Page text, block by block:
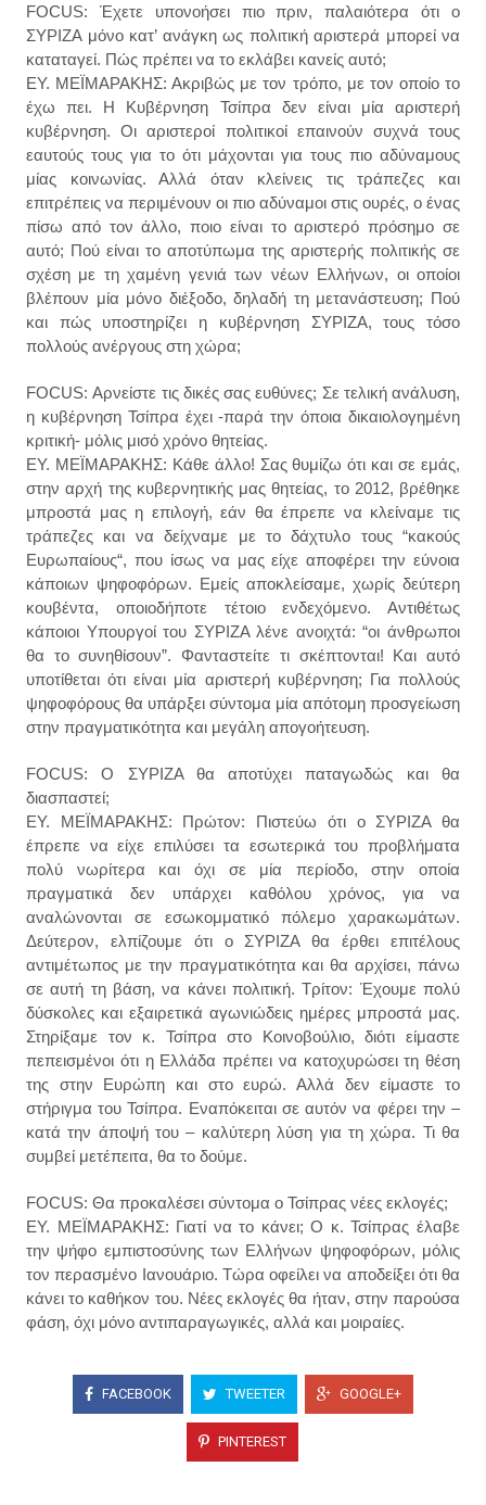
FOCUS: Έχετε υπονοήσει πιο πριν, παλαιότερα ότι ο
ΣΥΡΙΖΑ μόνο κατ’ ανάγκη ως πολιτική αριστερά μπορεί να
καταταγεί. Πώς πρέπει να το εκλάβει κανείς αυτό;
ΕΥ. ΜΕΪΜΑΡΑΚΗΣ: Ακριβώς με τον τρόπο, με τον οποίο το
έχω πει. Η Κυβέρνηση Τσίπρα δεν είναι μία αριστερή
κυβέρνηση. Οι αριστεροί πολιτικοί επαινούν συχνά τους
εαυτούς τους για το ότι μάχονται για τους πιο αδύναμους
μίας κοινωνίας. Αλλά όταν κλείνεις τις τράπεζες και
επιτρέπεις να περιμένουν οι πιο αδύναμοι στις ουρές, ο ένας
πίσω από τον άλλο, ποιο είναι το αριστερό πρόσημο σε
αυτό; Πού είναι το αποτύπωμα της αριστερής πολιτικής σε
σχέση με τη χαμένη γενιά των νέων Ελλήνων, οι οποίοι
βλέπουν μία μόνο διέξοδο, δηλαδή τη μετανάστευση; Πού
και πώς υποστηρίζει η κυβέρνηση ΣΥΡΙΖΑ, τους τόσο
πολλούς ανέργους στη χώρα;
FOCUS: Αρνείστε τις δικές σας ευθύνες; Σε τελική ανάλυση,
η κυβέρνηση Τσίπρα έχει -παρά την όποια δικαιολογημένη
κριτική- μόλις μισό χρόνο θητείας.
ΕΥ. ΜΕΪΜΑΡΑΚΗΣ: Κάθε άλλο! Σας θυμίζω ότι και σε εμάς,
στην αρχή της κυβερνητικής μας θητείας, το 2012, βρέθηκε
μπροστά μας η επιλογή, εάν θα έπρεπε να κλείναμε τις
τράπεζες και να δείχναμε με το δάχτυλο τους “κακούς
Ευρωπαίους“, που ίσως να μας είχε αποφέρει την εύνοια
κάποιων ψηφοφόρων. Εμείς αποκλείσαμε, χωρίς δεύτερη
κουβέντα, οποιοδήποτε τέτοιο ενδεχόμενο. Αντιθέτως
κάποιοι Υπουργοί του ΣΥΡΙΖΑ λένε ανοιχτά: “οι άνθρωποι
θα το συνηθίσουν”. Φανταστείτε τι σκέπτονται! Και αυτό
υποτίθεται ότι είναι μία αριστερή κυβέρνηση; Για πολλούς
ψηφοφόρους θα υπάρξει σύντομα μία απότομη προσγείωση
στην πραγματικότητα και μεγάλη απογοήτευση.
FOCUS: Ο ΣΥΡΙΖΑ θα αποτύχει παταγωδώς και θα
διασπαστεί;
ΕΥ. ΜΕΪΜΑΡΑΚΗΣ: Πρώτον: Πιστεύω ότι ο ΣΥΡΙΖΑ θα
έπρεπε να είχε επιλύσει τα εσωτερικά του προβλήματα
πολύ νωρίτερα και όχι σε μία περίοδο, στην οποία
πραγματικά δεν υπάρχει καθόλου χρόνος, για να
αναλώνονται σε εσωκομματικό πόλεμο χαρακωμάτων.
Δεύτερον, ελπίζουμε ότι ο ΣΥΡΙΖΑ θα έρθει επιτέλους
αντιμέτωπος με την πραγματικότητα και θα αρχίσει, πάνω
σε αυτή τη βάση, να κάνει πολιτική. Τρίτον: Έχουμε πολύ
δύσκολες και εξαιρετικά αγωνιώδεις ημέρες μπροστά μας.
Στηρίξαμε τον κ. Τσίπρα στο Κοινοβούλιο, διότι είμαστε
πεπεισμένοι ότι η Ελλάδα πρέπει να κατοχυρώσει τη θέση
της στην Ευρώπη και στο ευρώ. Αλλά δεν είμαστε το
στήριγμα του Τσίπρα. Εναπόκειται σε αυτόν να φέρει την –
κατά την άποψή του – καλύτερη λύση για τη χώρα. Τι θα
συμβεί μετέπειτα, θα το δούμε.
FOCUS: Θα προκαλέσει σύντομα ο Τσίπρας νέες εκλογές;
ΕΥ. ΜΕΪΜΑΡΑΚΗΣ: Γιατί να το κάνει; Ο κ. Τσίπρας έλαβε
την ψήφο εμπιστοσύνης των Ελλήνων ψηφοφόρων, μόλις
τον περασμένο Ιανουάριο. Τώρα οφείλει να αποδείξει ότι θα
κάνει το καθήκον του. Νέες εκλογές θα ήταν, στην παρούσα
φάση, όχι μόνο αντιπαραγωγικές, αλλά και μοιραίες.
FACEBOOK TWEETER GOOGLE+
PINTEREST